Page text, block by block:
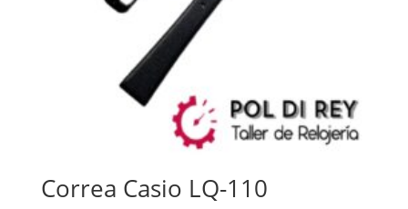
Correa Casio LQ-110